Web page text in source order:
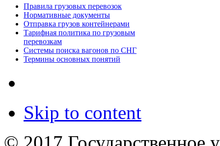
Правила грузовых перевозок
Нормативные документы
Отправка грузов контейнерами
Тарифная политика по грузовым
перевозкам
Системы поиска вагонов по СНГ
Термины основных понятий
Skip to content